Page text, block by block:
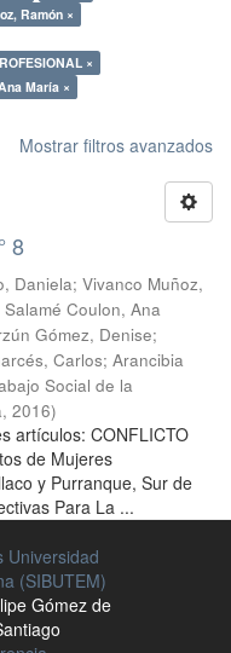
Ramón ×
×
María ×
Mostrar filtros avanzados
8
Daniela; Vivanco Muñoz,
Salamé Coulon, Ana
Gómez, Denise;
Carlos; Arancibia
Social de la
, 2016)
artículos: CONFLICTO
de Mujeres
y Purranque, Sur de
Para La ...
Universidad
(SIBUTEM)
Gómez de